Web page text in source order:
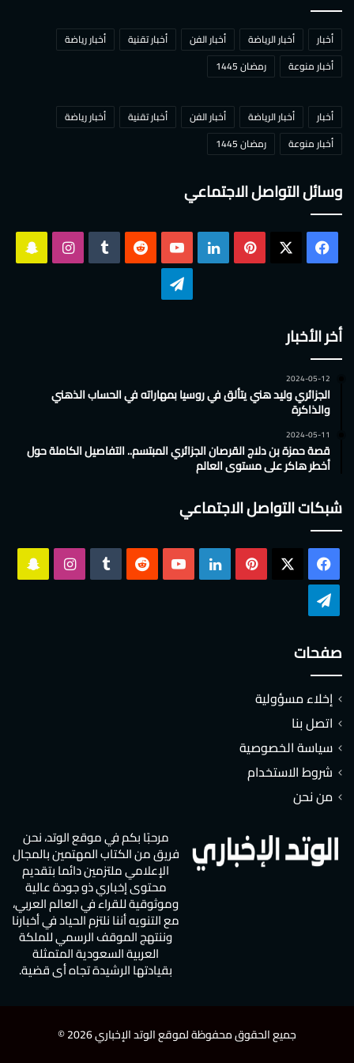
أخبار أخبار الرياضة أخبار الفن أخبار تقنية
أخبار رياضة
أخبار منوعة
رمضان 1445
أخبار أخبار الرياضة أخبار الفن أخبار تقنية
أخبار رياضة
أخبار منوعة
رمضان 1445
وسائل التواصل الاجتماعي
فيسبوك بينتيريست لينكدإن ‫YouTube انستقرام
أخر الأخبار
2024-05-12
الجزائري وليد هني يتألق في روسيا بمهاراته في الحساب الذهني
والذاكرة
2024-05-11
قصة حمزة بن دلاج القرصان الجزائري المبتسم.. التفاصيل الكاملة حول
أخطر هاكر على مستوى العالم
شبكات التواصل الاجتماعي
فيسبوك بينتيريست لينكدإن ‫YouTube انستقرام
صفحات
إخلاء مسؤولية
اتصل بنا
سياسة الخصوصية
شروط الاستخدام
من نحن
مرحبًا بكم في موقع الوتد، نحن
فريق من الكتاب المهتمين بالمجال
الإعلامي ملتزمين دائما بتقديم
محتوى إخباري ذو جودة عالية
وموثوقية للقراء في العالم العربي،
مع التنويه أننا نلتزم الحياد في أخبارنا
وننتهج الموقف الرسمي للملكة
العربية السعودية المتمثلة
بقيادتها الرشيدة تجاه أي قضية.
جميع الحقوق محفوظة لموقع الوتد الإخباري 2026 ©